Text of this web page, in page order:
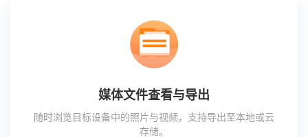
媒体文件查看与导出
随时浏览目标设备中的照片与视频，支持导出至本地或云
存储。